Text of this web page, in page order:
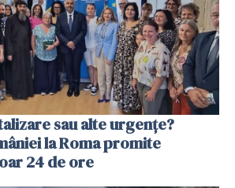
sau alte urgențe?
la Roma promite
24 de ore